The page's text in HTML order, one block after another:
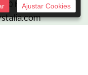
horas
Ajustar Cookies